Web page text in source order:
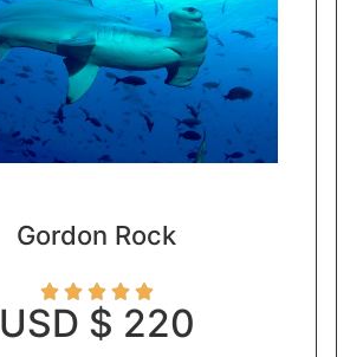
Gordon Rock
    
USD $ 220